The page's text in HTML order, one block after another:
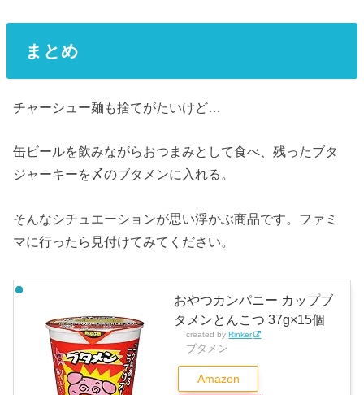
まとめ
チャーシュー麺も捨てがたいけど…
缶ビールを飲みながらおつまみとして食べ、残ったブタ
ジャーキーを〆のブタメンに入れる。
そんなシチュエーションが思い浮かぶ商品です。ファミ
マに行ったら見付けてみてください。
おやつカンパニー カップブ
タメンとんこつ 37g×15個
created byRinker
ブタメン
Amazon